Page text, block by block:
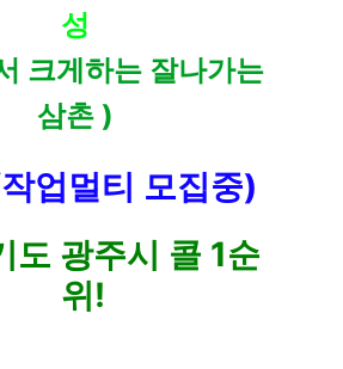
성
크게하는 잘나가는
삼촌 )
업멀티 모집중)
도 광주시 콜 1순
위!